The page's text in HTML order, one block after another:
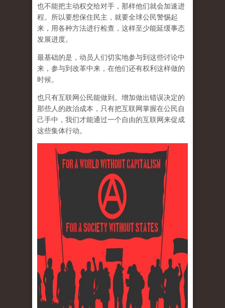
也不能把主动权交给对手，那样他们就会加速进
程。所以要想保住民主，就要全球公民警惕起
来，用各种方法进行检查，这样至少能延缓事态
发展进度。
最基础的是，动员人们切实地参与到这些讨论中
来，参与到改革中来，在他们还有权利这样做的
时候。
也只有互联网公民能做到。增加做出错误决定的
那些人的政治成本，只有把互联网掌握在公民自
己手中，我们才能通过一个自由的互联网来促成
这些集体行动。